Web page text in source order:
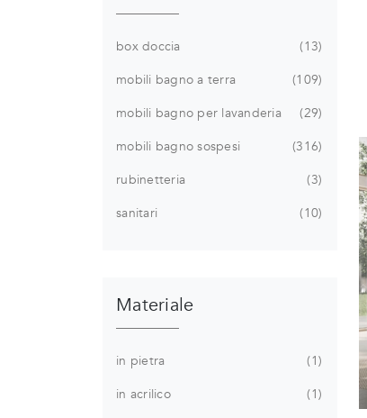
box doccia
13
mobili bagno a terra
109
mobili bagno per lavanderia
29
mobili bagno sospesi
316
rubinetteria
3
sanitari
10
Materiale
in pietra
1
in acrilico
1